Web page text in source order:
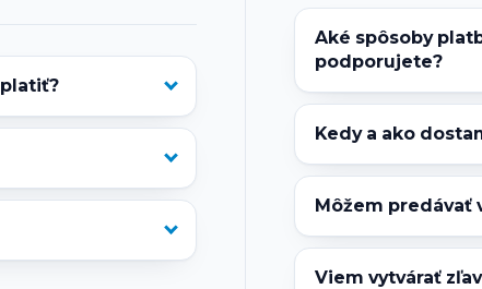
Aké spôsoby
podporujete?
Kedy a ako
Môžem predávať
Viem vytvárať